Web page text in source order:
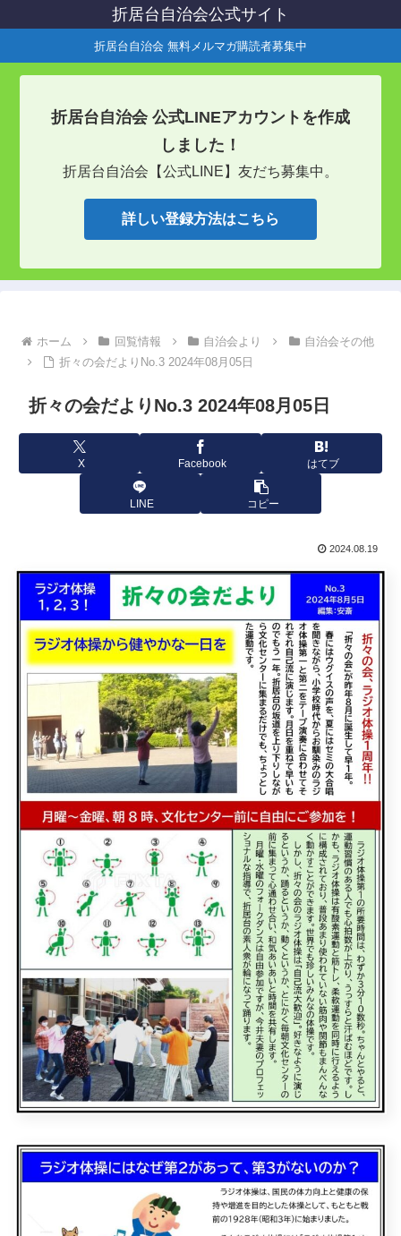
折居台自治会公式サイト
折居台自治会 無料メルマガ購読者募集中
折居台自治会 公式LINEアカウントを作成
しました！
折居台自治会【公式LINE】友だち募集中。
詳しい登録方法はこちら
ホーム 回覧情報 自治会より
自治会その他
折々の会だよりNo.3 2024年08月05日
折々の会だよりNo.3 2024年08月05日
X Facebook はてブ
LINE コピー
2024.08.19